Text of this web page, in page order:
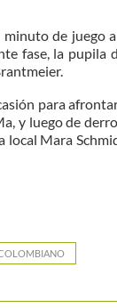
de juego
fase, la pupila
para
y luego de
local Mara